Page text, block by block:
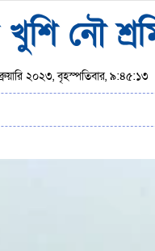
নৌ
২০২৩, বৃহস্পতিবার, ৯:৪৫:১৩